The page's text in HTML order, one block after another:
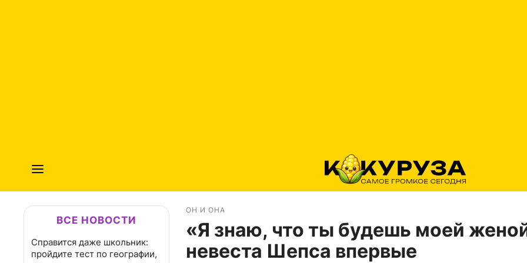
ВСЕ НОВОСТИ
Справится даже школьник:
пройдите тест по географии,
ОН И ОНА
«Я знаю, что ты будешь моей
невеста Шепса впервые